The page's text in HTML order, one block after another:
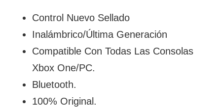
Control Nuevo Sellado
Inalámbrico/Última Generación
Compatible Con Todas Las Consolas
Xbox One/PC.
Bluetooth.
100% Original.